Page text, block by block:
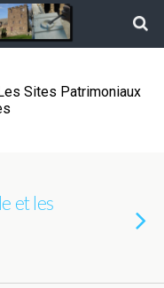
Sites Patrimoniaux
et les